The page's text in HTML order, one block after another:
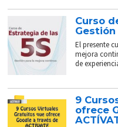
Curso
El presente
mejora
de
9
ofrece